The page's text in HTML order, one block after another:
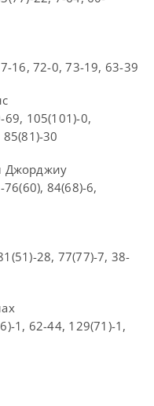
16, 72-0, 73-19, 63-39
105(101)-0,
30
Джорджиу
84(68)-6,
28, 77(77)-7, 38-
1, 62-44, 129(71)-1,